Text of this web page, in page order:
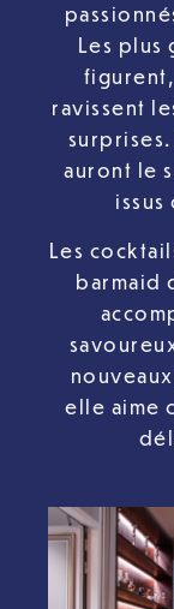
Les plus
ravissent
surprises.
auront le
Les
barmaid
elle aime